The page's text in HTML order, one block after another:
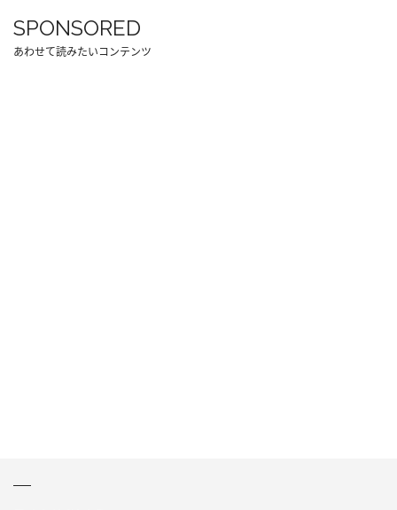
SPONSORED
あわせて読みたいコンテンツ